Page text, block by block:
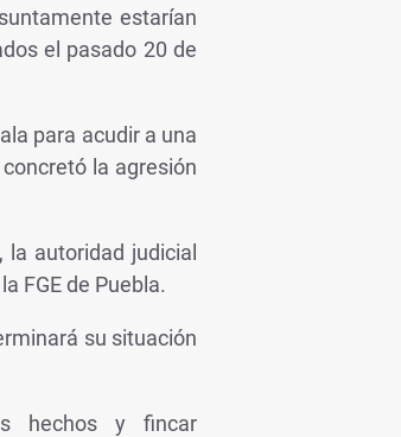
estarían
el pasado 20 de
para acudir a una
la agresión
la autoridad judicial
FGE de Puebla.
su situación
hechos y fincar